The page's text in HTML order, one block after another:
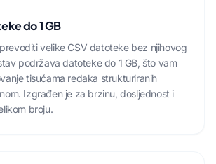
do 1 GB
velike CSV datoteke bez njihovog
podržava datoteke do 1 GB, što vam
tisućama redaka strukturiranih
Izgrađen je za brzinu, dosljednost i
broju.